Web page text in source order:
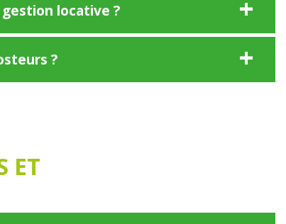
locative ?
?
ET